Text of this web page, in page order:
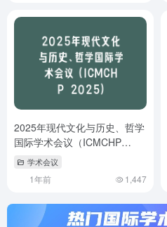
2025年现代文化与历史、哲学
国际学术会议（ICMCHP
2025）
学术会议
1年前 1,447